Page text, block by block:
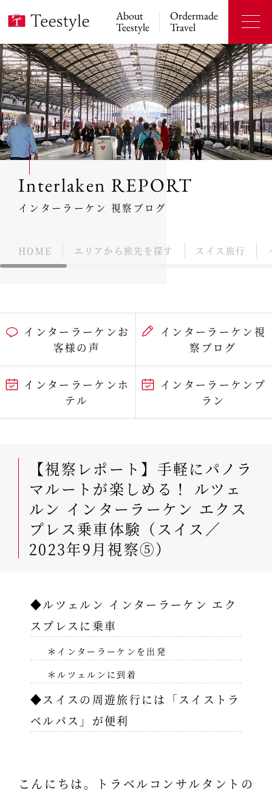
About
Teestyle
Ordermade
Travel
Interlaken REPORT
インターラーケン 視察ブログ
HOME エリアから旅先を探す スイス旅行
インターラーケンお
客様の声
インターラーケン視
察ブログ
インターラーケンホ
テル
インターラーケンプ
ラン
【視察レポート】手軽にパノラ
マルートが楽しめる！ ルツェ
ルン インターラーケン エクス
プレス乗車体験（スイス／
2023年9月視察⑤）
◆ルツェルン インターラーケン エク
スプレスに乗車
＊インターラーケンを出発
＊ルツェルンに到着
◆スイスの周遊旅行には「スイストラ
ベルパス」が便利
こんにちは。トラベルコンサルタントの